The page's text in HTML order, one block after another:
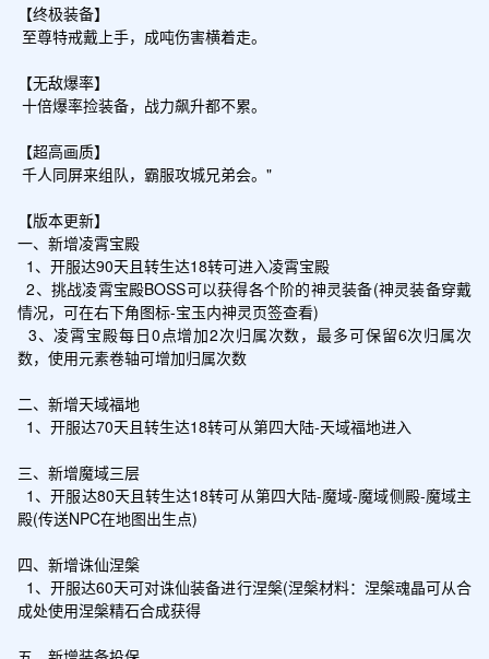
【终极装备】
【无敌爆率】
【超高画质】
【版本更新】
一、新增凌霄宝殿
  2、挑战凌霄宝殿BOSS可以获得各个阶的神灵装备(神灵装备穿戴
情况，可在右下角图标-宝玉内神灵页签查看)
数，使用元素卷轴可增加归属次数
二、新增天域福地
三、新增魔域三层
殿(传送NPC在地图出生点)
四、新增诛仙涅槃
成处使用涅槃精石合成获得